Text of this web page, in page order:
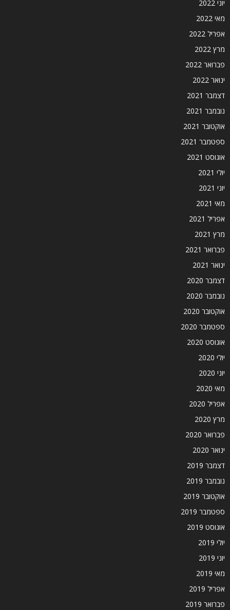
יוני 2022
מאי 2022
אפריל 2022
מרץ 2022
פברואר 2022
ינואר 2022
דצמבר 2021
נובמבר 2021
אוקטובר 2021
ספטמבר 2021
אוגוסט 2021
יולי 2021
יוני 2021
מאי 2021
אפריל 2021
מרץ 2021
פברואר 2021
ינואר 2021
דצמבר 2020
נובמבר 2020
אוקטובר 2020
ספטמבר 2020
אוגוסט 2020
יולי 2020
יוני 2020
מאי 2020
אפריל 2020
מרץ 2020
פברואר 2020
ינואר 2020
דצמבר 2019
נובמבר 2019
אוקטובר 2019
ספטמבר 2019
אוגוסט 2019
יולי 2019
יוני 2019
מאי 2019
אפריל 2019
פברואר 2019